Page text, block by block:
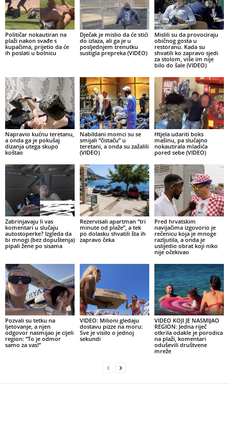
Političar nokautiran na
plaži nakon svađe s
kupačima, prijetio da će
ih poslati u bolnicu
Dječak je mislio da će stići
do izlaza, ali ga je u
posljednjem trenutku
sustigla prepreka (VIDEO)
Mislili su da provociraju
običnog gosta u
restoranu. Kada su
shvatili ko zapravo sjedi
za stolom, više im nije
bilo do šale (VIDEO)
Napravio kućnu teretanu,
a onda ga je pokušaj
dizanja utega skupo
koštao
Nabildani momci su se
smijali “čistaču” u
teretani, a onda su zažalili
(VIDEO)
Htjela udariti boks
mašinu, pa slučajno
nokautirala mladića
pored sebe (VIDEO)
Zabrinjavaju li vas
komentari u slučaju
autostoperke? Izgleda da
bi mnogi (bez dopuštenja)
pipali žene po sisama
Rezervisali apartman “tri
minute od plaže”, a tek
po dolasku shvatili šta ih
zapravo čeka
Pred hrvatskim
navijačima izgovorio je
rečenicu koja je mnoge
razljutila, a onda je
uslijedio obrat koji niko
nije očekivao
Pozvali su tetku na
ljetovanje, a njen
odgovor nasmijao je cijeli
region: “To je odmor
samo za vas!”
VIDEO: Milioni gledaju
dostavu pizze na moru:
Sve je visilo o jednoj
sekundi
VIDEO KOJI JE NASMIJAO
REGION: Jedna riječ
otkrila odakle je porodica
na plaži, komentari
oduševili društvene
mreže